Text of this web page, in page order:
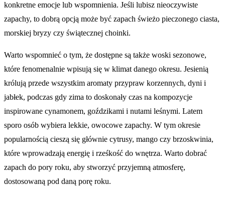
konkretne emocje lub wspomnienia. Jeśli lubisz nieoczywiste
zapachy, to dobrą opcją może być zapach świeżo pieczonego ciasta,
morskiej bryzy czy świątecznej choinki.
Warto wspomnieć o tym, że dostępne są także woski sezonowe,
które fenomenalnie wpisują się w klimat danego okresu. Jesienią
królują przede wszystkim aromaty przypraw korzennych, dyni i
jabłek, podczas gdy zima to doskonały czas na kompozycje
inspirowane cynamonem, goździkami i nutami leśnymi. Latem
sporo osób wybiera lekkie, owocowe zapachy. W tym okresie
popularnością cieszą się głównie cytrusy, mango czy brzoskwinia,
które wprowadzają energię i rześkość do wnętrza. Warto dobrać
zapach do pory roku, aby stworzyć przyjemną atmosferę,
dostosowaną pod daną porę roku.